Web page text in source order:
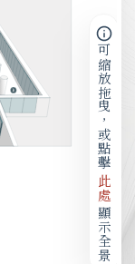
可縮放拖曳，或點擊
此處
顯示全景